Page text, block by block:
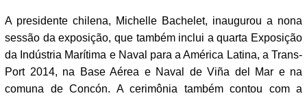
A presidente chilena, Michelle Bachelet, inaugurou a nona
sessão da exposição, que também inclui a quarta Exposição
da Indústria Marítima e Naval para a América Latina, a Trans-
Port 2014, na Base Aérea e Naval de Viña del Mar e na
comuna de Concón. A cerimônia também contou com a